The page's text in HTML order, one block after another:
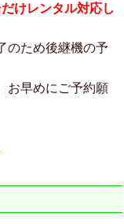
けレンタル対応し
のため後継機の予
お早めにご予約願